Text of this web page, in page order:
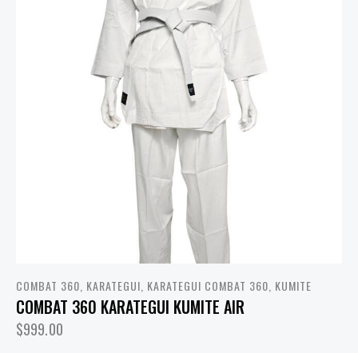
COMBAT 360 KARATEGUI KARATEGUI COMBAT 360 KUMITE
COMBAT 360 KARATEGUI KUMITE AIR
$999.00